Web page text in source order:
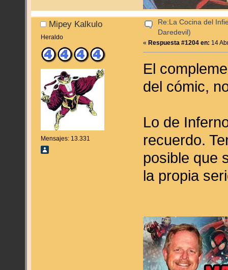
Mipey Kalkulo
Heraldo
Mensajes: 13.331
Re:La Cocina del
Daredevil)
«Respuesta #1204 en: 14
El
del cómic,
Lo de
recuerdo.
posible que
la propia